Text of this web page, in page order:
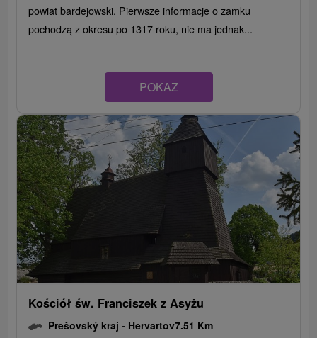
powiat bardejowski. Pierwsze informacje o zamku
pochodzą z okresu po 1317 roku, nie ma jednak...
POKAZ
Kościół św. Franciszek z Asyżu
Prešovský kraj - Hervartov7.51 Km